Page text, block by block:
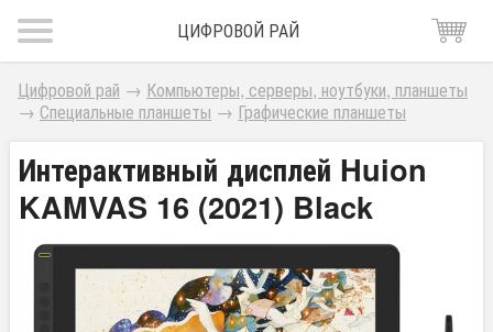
ЦИФРОВОЙ РАЙ
Цифровой рай → Компьютеры, серверы, ноутбуки, планшеты
→ Специальные планшеты → Графические планшеты
Интерактивный дисплей Huion
KAMVAS 16 (2021) Black